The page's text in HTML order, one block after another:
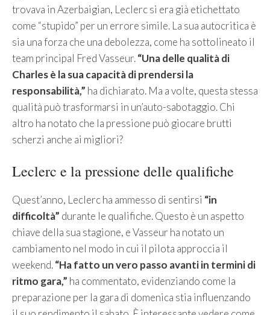
trovava in Azerbaigian, Leclerc si era già etichettato
come “stupido” per un errore simile. La sua autocritica è
sia una forza che una debolezza, come ha sottolineato il
team principal Fred Vasseur.“Una delle qualità di
Charles è la sua capacità di prendersi la
responsabilità,” ha dichiarato. Ma a volte, questa stessa
qualità può trasformarsi in un’auto-sabotaggio. Chi
altro ha notato che la pressione può giocare brutti
scherzi anche ai migliori?
Leclerc e la pressione delle qualifiche
Quest’anno, Leclerc ha ammesso di sentirsi “in
difficoltà” durante le qualifiche. Questo è un aspetto
chiave della sua stagione, e Vasseur ha notato un
cambiamento nel modo in cui il pilota approccia il
weekend.“Ha fatto un vero passo avanti in termini di
ritmo gara,” ha commentato, evidenziando come la
preparazione per la gara di domenica stia influenzando